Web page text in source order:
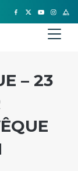
– 23